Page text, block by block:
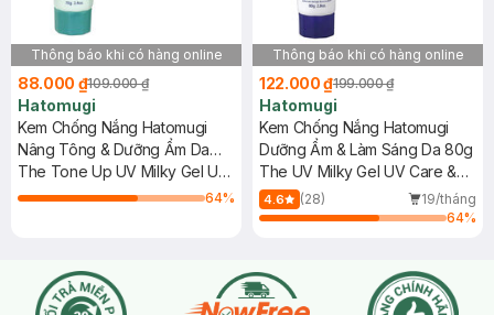
Thông báo khi có hàng online
88.000 ₫109.000 ₫
Hatomugi
Kem Chống Nắng Hatomugi
Nâng Tông & Dưỡng Ẩm Da
70g (Xanh Bạc Hà) (HSD: 36
Tháng)
The Tone Up UV Milky Gel UV
Care & Tone Up SPF50+
64%
Thông báo khi có hàng online
122.000 ₫199.000 ₫
Hatomugi
Kem Chống Nắng Hatomugi
Dưỡng Ẩm & Làm Sáng Da 80g
The UV Milky Gel UV Care &
Moisturizing SPF50+ PA++++
4.6 (28)
19/tháng
64%